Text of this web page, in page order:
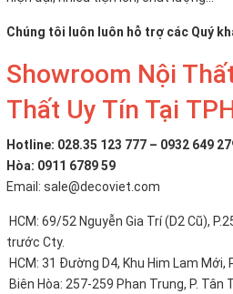
Chúng tôi luôn luôn hỗ trợ các Quý
Showroom Nội
Thất Uy Tín Tại
Hotline: 028.35 123 777 – 0932 649
Hòa: 0911 6789 59
Email: sale@decoviet.com
HCM: 69/52 Nguyễn Gia Trí (D2 Cũ),
trước Cty.
HCM: 31 Đường D4, Khu Him Lam Mới,
Biên Hòa: 257-259 Phan Trung, P. Tân